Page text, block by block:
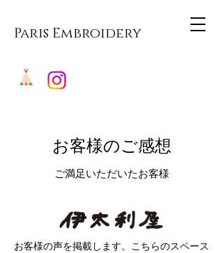
Paris Embroidery
お客様のご感想
ご満足いただいたお客様
お客様の声を掲載します。こちらのスペース